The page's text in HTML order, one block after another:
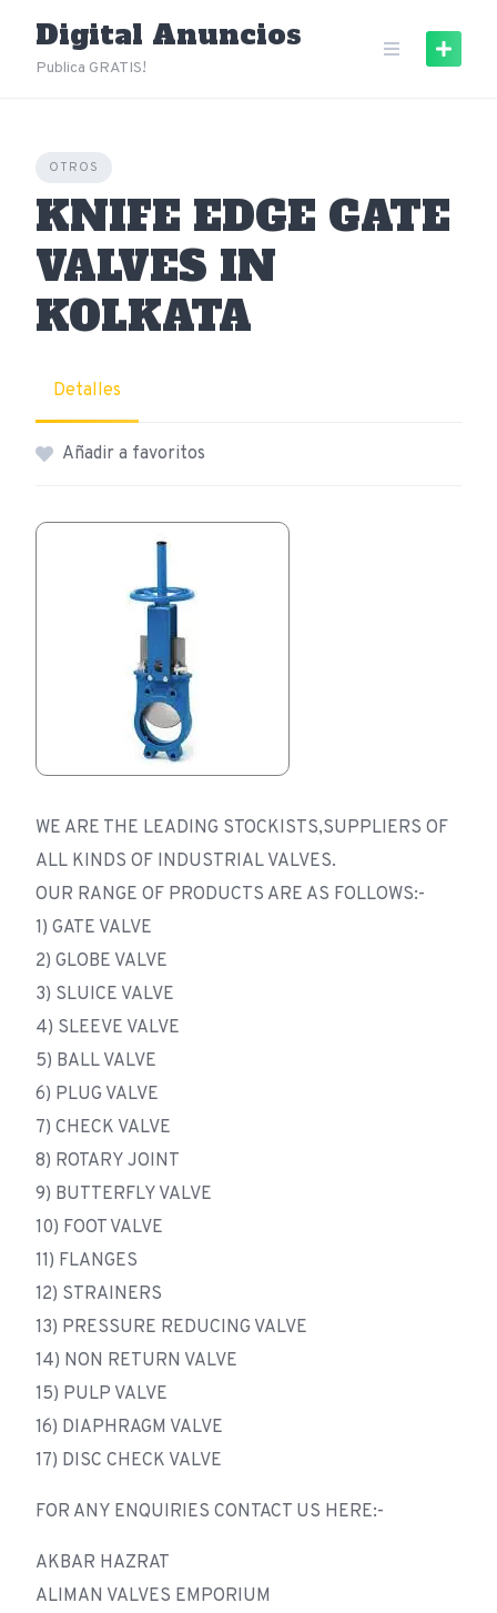
content
Digital Anuncios
Publica GRATIS!
OTROS
KNIFE EDGE GATE
VALVES IN
KOLKATA
Detalles
Añadir a favoritos
WE ARE THE LEADING STOCKISTS,SUPPLIERS OF
ALL KINDS OF INDUSTRIAL VALVES.
OUR RANGE OF PRODUCTS ARE AS FOLLOWS:-
1) GATE VALVE
2) GLOBE VALVE
3) SLUICE VALVE
4) SLEEVE VALVE
5) BALL VALVE
6) PLUG VALVE
7) CHECK VALVE
8) ROTARY JOINT
9) BUTTERFLY VALVE
10) FOOT VALVE
11) FLANGES
12) STRAINERS
13) PRESSURE REDUCING VALVE
14) NON RETURN VALVE
15) PULP VALVE
16) DIAPHRAGM VALVE
17) DISC CHECK VALVE
FOR ANY ENQUIRIES CONTACT US HERE:-
AKBAR HAZRAT
ALIMAN VALVES EMPORIUM